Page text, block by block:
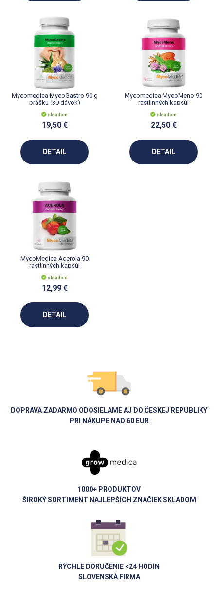
Mycomedica MycoGastro 90 g
prášku (30 dávok)
skladom
19,50 €
DETAIL
Mycomedica MycoMeno 90
rastlinných kapsúl
skladom
22,50 €
DETAIL
MycoMedica Acerola 90
rastlinných kapsúl
skladom
12,99 €
DETAIL
DOPRAVA ZADARMO ODOSIELAME AJ DO ČESKEJ REPUBLIKY
PRI NÁKUPE NAD 60 EUR
1000+ PRODUKTOV
ŠIROKÝ SORTIMENT NAJLEPŠÍCH ZNAČIEK SKLADOM
RÝCHLE DORUČENIE <24 HODÍN
SLOVENSKÁ FIRMA